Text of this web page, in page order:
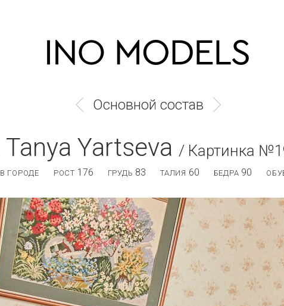
Основной состав
Tanya Yartseva / Картинка
В ГОРОДЕ РОСТ 176 ГРУДЬ 83 ТАЛИЯ 60 БЕДРА 90